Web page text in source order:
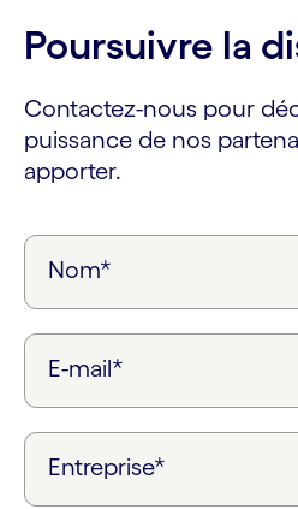
Poursuivre la
Contactez-nous pour
puissance de nos
apporter.
Nom*
E-mail*
Entreprise*